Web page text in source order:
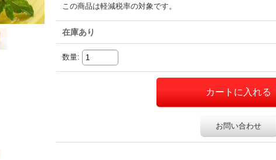
この商品は軽減税率の対象です。
在庫あり
数量:
お問い合わせ